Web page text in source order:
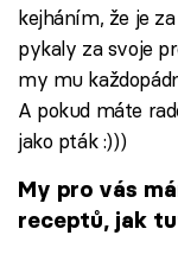
kejháním, že je
pykaly za svoje
my mu
A pokud máte
jako pták :)))
My pro vás
receptů, jak